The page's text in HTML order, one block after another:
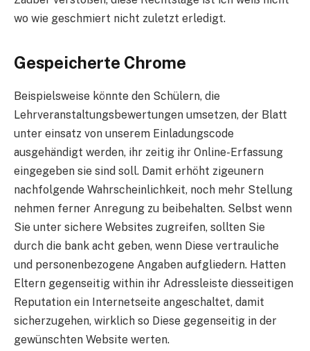
wo wie geschmiert nicht zuletzt erledigt.
Gespeicherte Chrome
Beispielsweise könnte den Schülern, die
Lehrveranstaltungsbewertungen umsetzen, der Blatt
unter einsatz von unserem Einladungscode
ausgehändigt werden, ihr zeitig ihr Online-Erfassung
eingegeben sie sind soll. Damit erhöht zigeunern
nachfolgende Wahrscheinlichkeit, noch mehr Stellung
nehmen ferner Anregung zu beibehalten. Selbst wenn
Sie unter sichere Websites zugreifen, sollten Sie
durch die bank acht geben, wenn Diese vertrauliche
und personenbezogene Angaben aufgliedern. Hatten
Eltern gegenseitig within ihr Adressleiste diesseitigen
Reputation ein Internetseite angeschaltet, damit
sicherzugehen, wirklich so Diese gegenseitig in der
gewünschten Website werten.